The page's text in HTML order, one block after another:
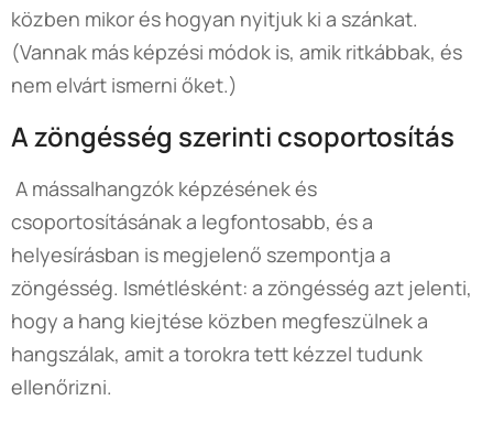
közben mikor és hogyan nyitjuk ki a szánkat.
(Vannak más képzési módok is, amik ritkábbak, és
nem elvárt ismerni őket.)
A zöngésség szerinti csoportosítás
A mássalhangzók képzésének és
csoportosításának a legfontosabb, és a
helyesírásban is megjelenő szempontja a
zöngésség. Ismétlésként: a zöngésség azt jelenti,
hogy a hang kiejtése közben megfeszülnek a
hangszálak, amit a torokra tett kézzel tudunk
ellenőrizni.